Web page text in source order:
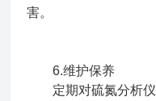
害。
6.维护保养
定期对硫氮分析仪